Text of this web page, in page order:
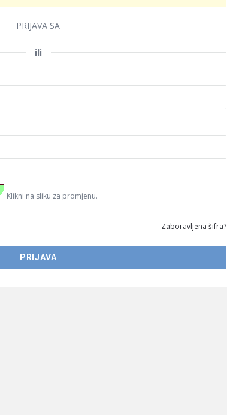
PRIJAVA SA
ili
Klikni na sliku za promjenu.
Zaboravljena šifra?